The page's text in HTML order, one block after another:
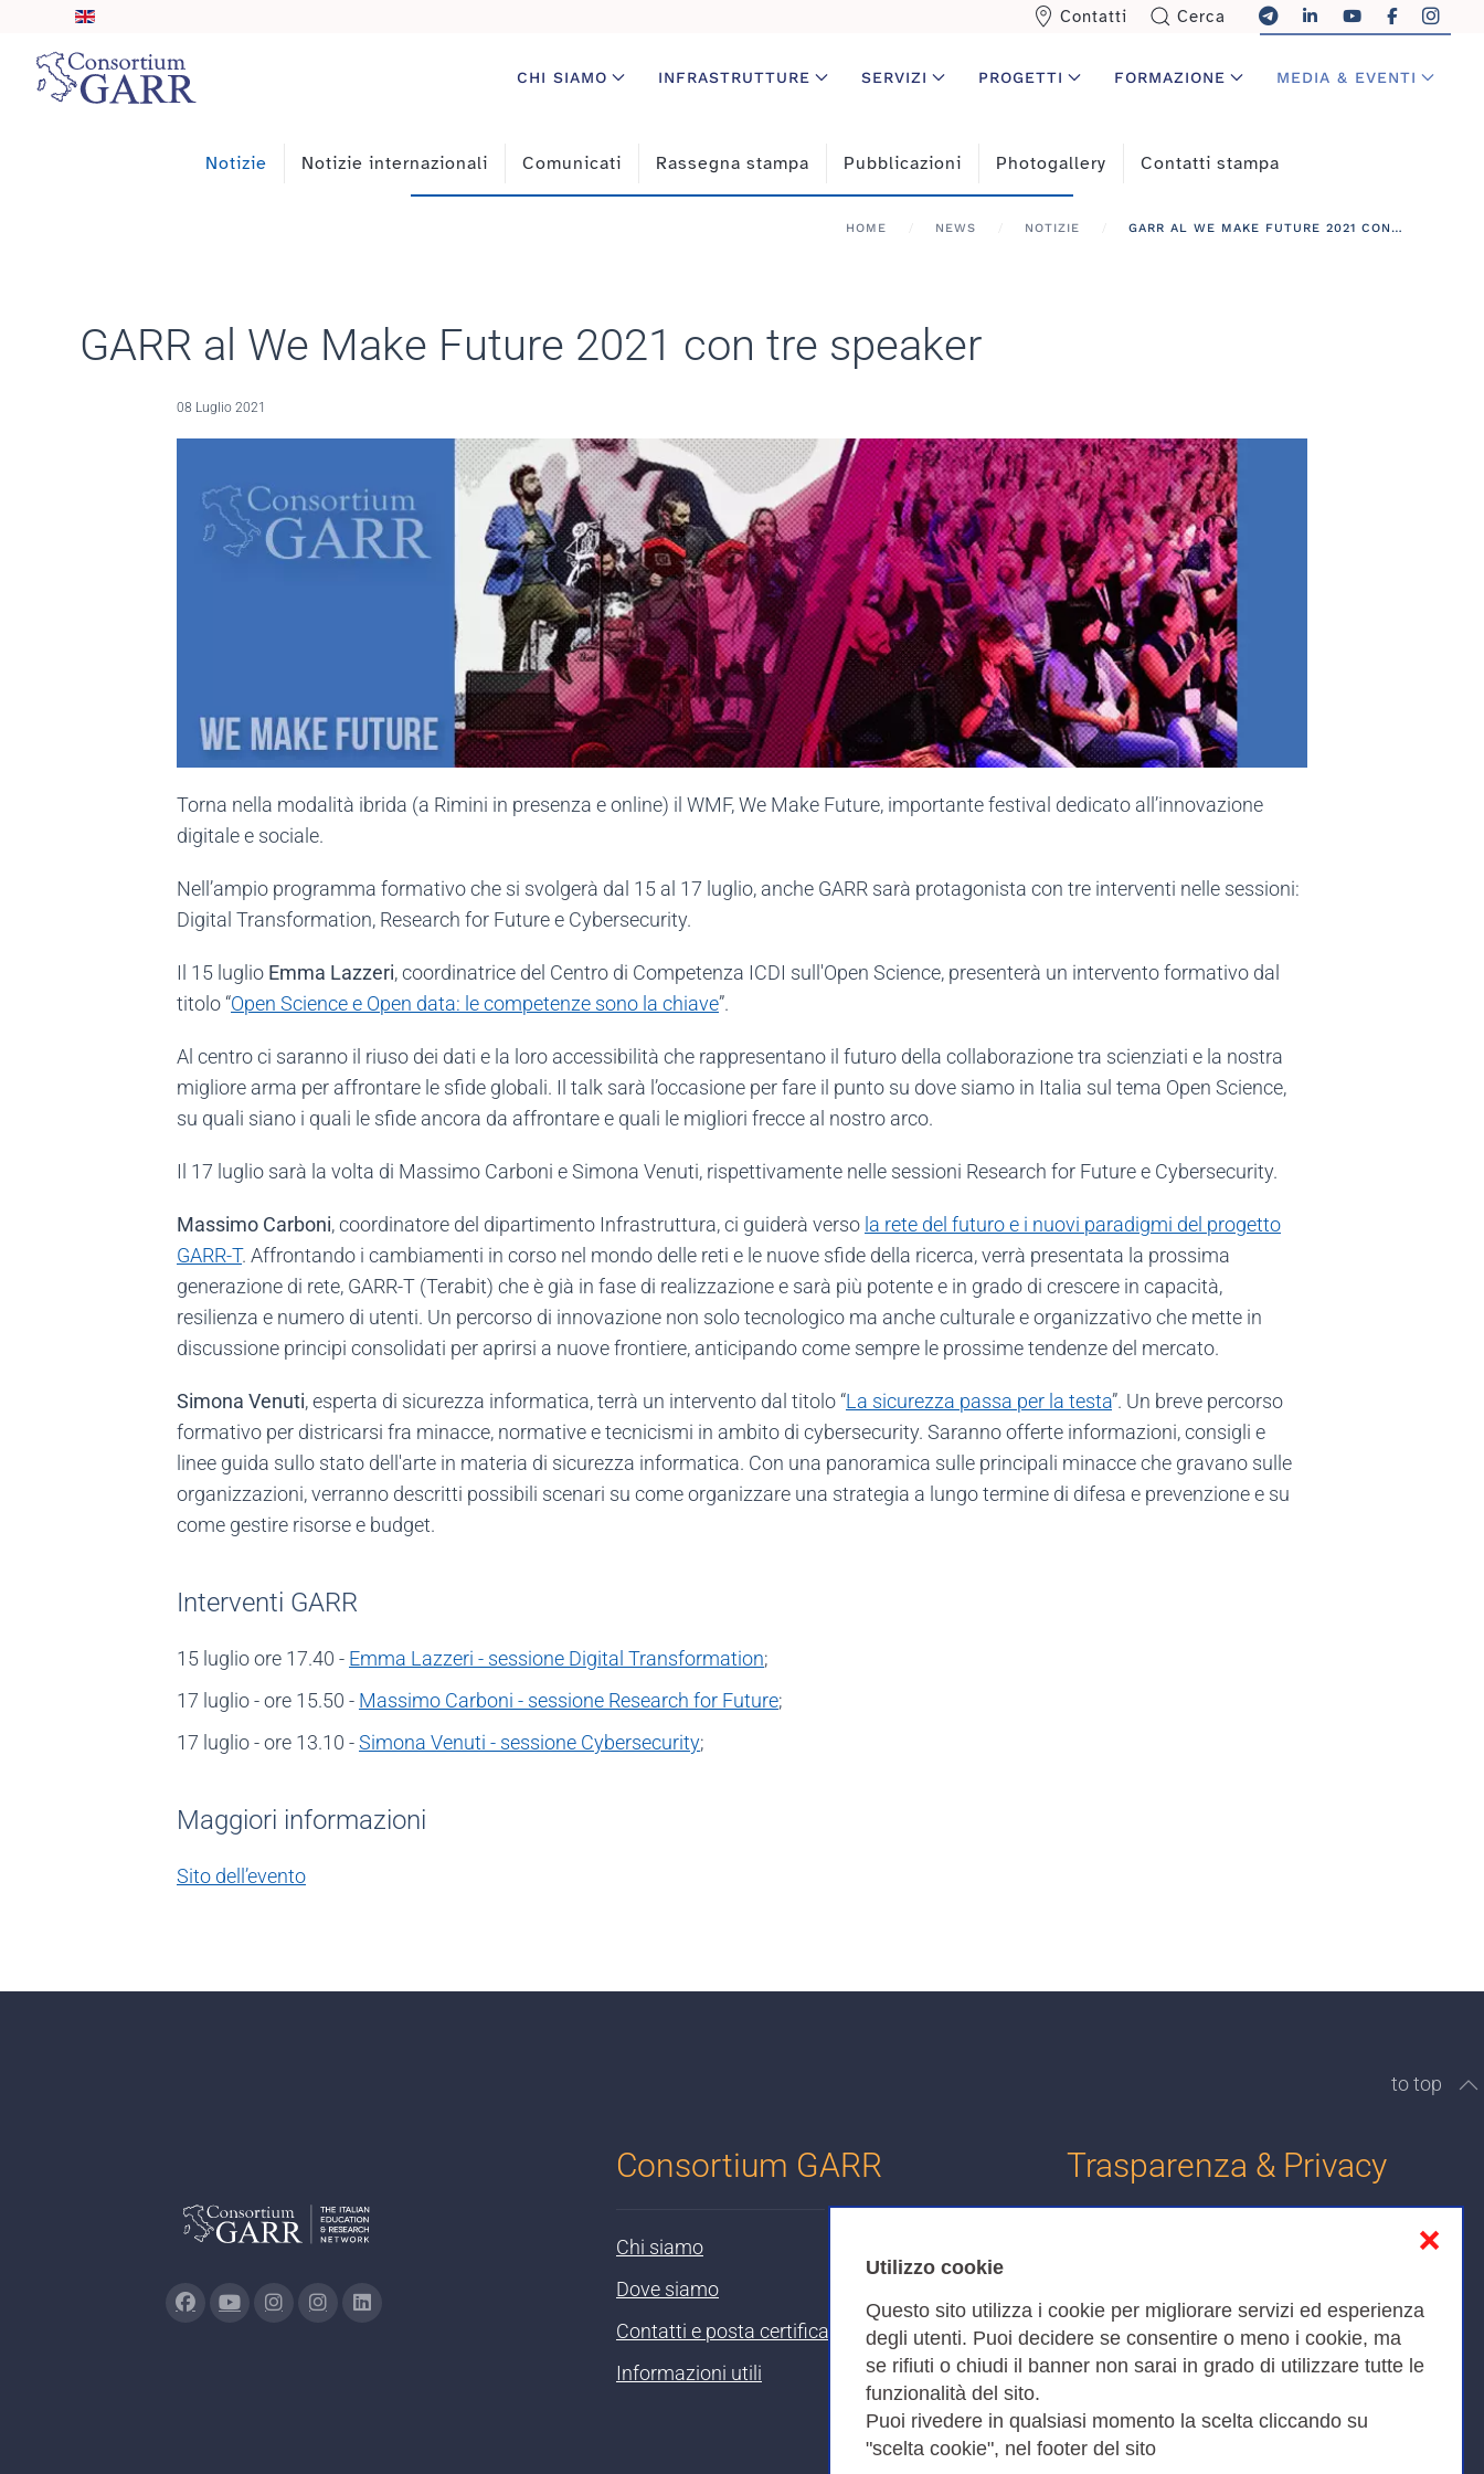
Utilizzo cookie
Questo sito utilizza i cookie per migliorare servizi ed esperienza
degli utenti. Puoi decidere se consentire o meno i cookie, ma
se rifiuti o chiudi il banner non sarai in grado di utilizzare tutte le
funzionalità del sito.
Puoi rivedere in qualsiasi momento la scelta cliccando su
"scelta cookie", nel footer del sito
❌
Skip to main content
Contatti Cerca
CHI SIAMO INFRASTRUTTURE SERVIZI PROGETTI FORMAZIONE MEDIA & EVENTI
Notizie Notizie internazionali Comunicati Rassegna stampa Pubblicazioni Photogallery Contatti stampa
HOME NEWS NOTIZIE GARR AL WE MAKE FUTURE 2021 CON TRE SPEAKER
GARR al We Make Future 2021 con tre speaker
08 Luglio 2021
Torna nella modalità ibrida (a Rimini in presenza e online) il WMF, We Make Future, importante festival dedicato all’innovazione
digitale e sociale.
Nell’ampio programma formativo che si svolgerà dal 15 al 17 luglio, anche GARR sarà protagonista con tre interventi nelle sessioni:
Digital Transformation, Research for Future e Cybersecurity.
Il 15 luglio Emma Lazzeri, coordinatrice del Centro di Competenza ICDI sull'Open Science, presenterà un intervento formativo dal
titolo “Open Science e Open data: le competenze sono la chiave”.
Al centro ci saranno il riuso dei dati e la loro accessibilità che rappresentano il futuro della collaborazione tra scienziati e la nostra
migliore arma per affrontare le sfide globali. Il talk sarà l’occasione per fare il punto su dove siamo in Italia sul tema Open Science,
su quali siano i quali le sfide ancora da affrontare e quali le migliori frecce al nostro arco.
Il 17 luglio sarà la volta di Massimo Carboni e Simona Venuti, rispettivamente nelle sessioni Research for Future e Cybersecurity.
Massimo Carboni, coordinatore del dipartimento Infrastruttura, ci guiderà verso la rete del futuro e i nuovi paradigmi del progetto
GARR-T. Affrontando i cambiamenti in corso nel mondo delle reti e le nuove sfide della ricerca, verrà presentata la prossima
generazione di rete, GARR-T (Terabit) che è già in fase di realizzazione e sarà più potente e in grado di crescere in capacità,
resilienza e numero di utenti. Un percorso di innovazione non solo tecnologico ma anche culturale e organizzativo che mette in
discussione principi consolidati per aprirsi a nuove frontiere, anticipando come sempre le prossime tendenze del mercato.
Simona Venuti, esperta di sicurezza informatica, terrà un intervento dal titolo “La sicurezza passa per la testa”. Un breve percorso
formativo per districarsi fra minacce, normative e tecnicismi in ambito di cybersecurity. Saranno offerte informazioni, consigli e
linee guida sullo stato dell'arte in materia di sicurezza informatica. Con una panoramica sulle principali minacce che gravano sulle
organizzazioni, verranno descritti possibili scenari su come organizzare una strategia a lungo termine di difesa e prevenzione e su
come gestire risorse e budget.
Interventi GARR
15 luglio ore 17.40 - Emma Lazzeri - sessione Digital Transformation;
17 luglio - ore 15.50 - Massimo Carboni - sessione Research for Future;
17 luglio - ore 13.10 -Simona Venuti - sessione Cybersecurity;
Maggiori informazioni
Sito dell’evento
to top
Consortium GARR
Chi siamo
Dove siamo
Contatti e posta certificata
Informazioni utili
Trasparenza & Privacy
Amministrazione trasparente
Bandi di Gara